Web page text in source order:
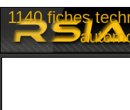
1140 fiches